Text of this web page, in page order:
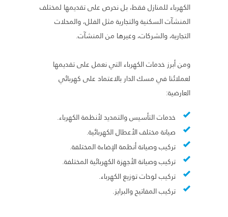
الكهرباء للمنازل فقط، بل نحرص على تقديمها لمختلف
المنشآت السكنية والتجارية مثل الفلل، والمحلات
التجارية، والشركات، وغيرها من المنشآت.
ومن أبرز خدمات الكهرباء التي نعمل على تقديمها
لعملائنا في مسك الدار بالاعتماد على كهربائي
العارضية:
خدمات التأسيس والتمديد لأنظمة الكهرباء.
صيانة مختلف الأعطال الكهربائية.
تركيب وصيانة أنظمة الإضاءة المختلفة.
تركيب وصيانة الأجهزة الكهربائية المختلفة.
تركيب لوحات توزيع الكهرباء.
تركيب المفاتيح والبرايز.